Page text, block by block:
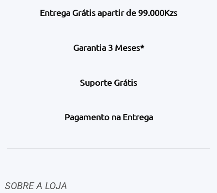
Entrega Grátis apartir de 99.000Kzs
Garantia 3 Meses*
Suporte Grátis
Pagamento na Entrega
SOBRE A LOJA